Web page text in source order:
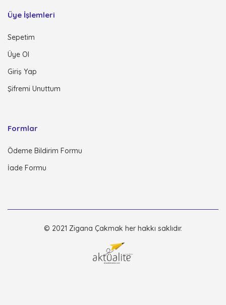
Üye İşlemleri
Sepetim
Üye Ol
Giriş Yap
Şifremi Unuttum
Formlar
Ödeme Bildirim Formu
İade Formu
© 2021 Zigana Çakmak her hakkı saklıdır.